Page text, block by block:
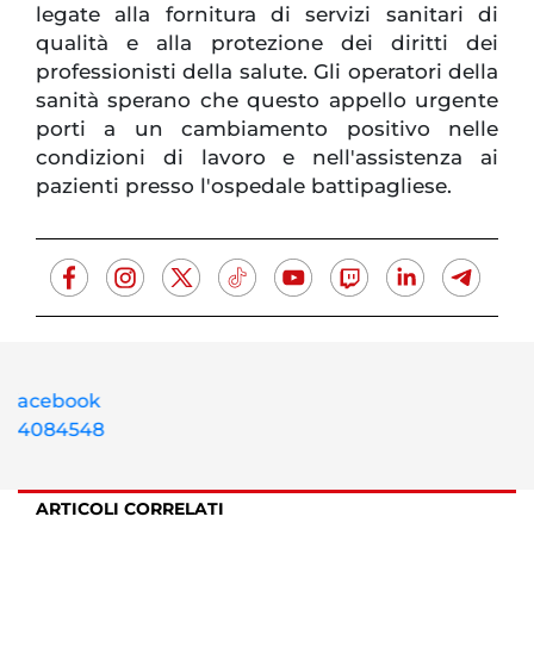
legate alla fornitura di servizi sanitari di
qualità e alla protezione dei diritti dei
professionisti della salute. Gli operatori della
sanità sperano che questo appello urgente
porti a un cambiamento positivo nelle
condizioni di lavoro e nell'assistenza ai
pazienti presso l'ospedale battipagliese.
ARTICOLI CORRELATI